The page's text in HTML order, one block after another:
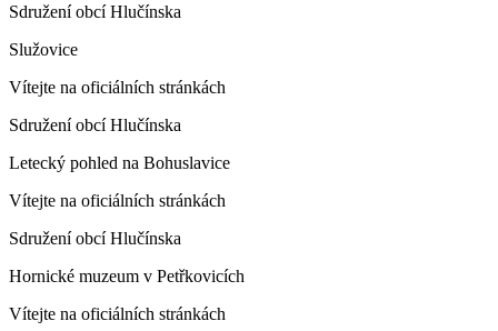
Sdružení obcí Hlučínska
Služovice
Vítejte na oficiálních stránkách
Sdružení obcí Hlučínska
Letecký pohled na Bohuslavice
Vítejte na oficiálních stránkách
Sdružení obcí Hlučínska
Hornické muzeum v Petřkovicích
Vítejte na oficiálních stránkách